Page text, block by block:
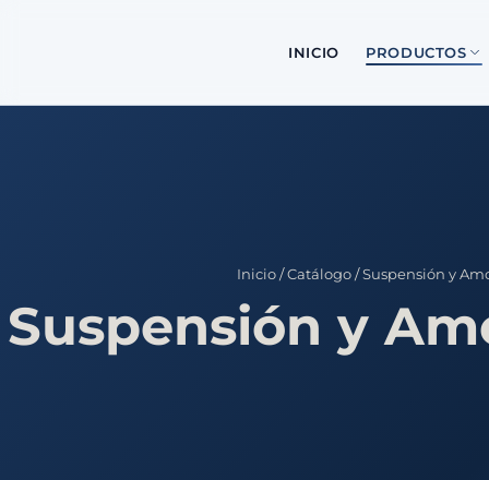
INICIO PRODUCTOS
Inicio/Catálogo/Suspensión y
Suspensión y